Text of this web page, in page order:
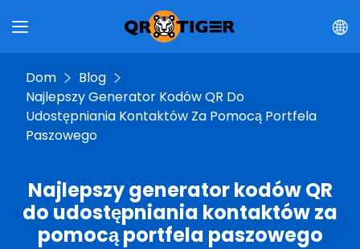
Dom
Blog
Najlepszy Generator Kodów QR Do
Udostępniania Kontaktów Za Pomocą Portfela
Paszowego
Najlepszy generator kodów QR
do udostępniania kontaktów za
pomocą portfela paszowego